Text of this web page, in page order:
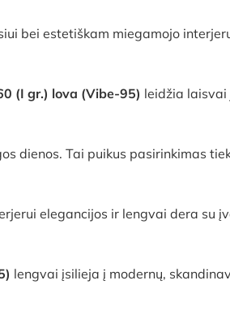
bei estetiškam miegamojo
(I gr.) lova (Vibe-95) leidžia
dienos. Tai puikus pasirinkimas
elegancijos ir lengvai dera su
lengvai įsilieja į modernų,